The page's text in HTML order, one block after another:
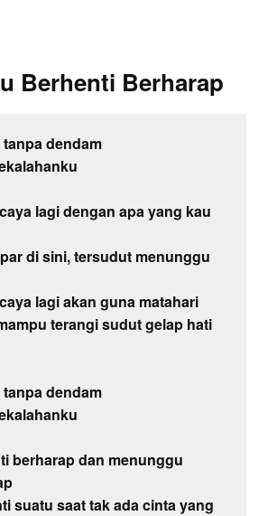
Berhenti Berharap
dendam
lagi dengan apa yang kau
di sini, tersudut menunggu
lagi akan guna matahari
terangi sudut gelap hati
dendam
berharap dan menunggu
suatu saat tak ada cinta yang